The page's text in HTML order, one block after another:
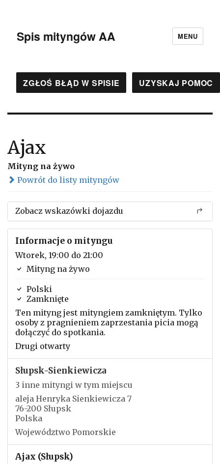
Spis mityngów AA MENU
ZGŁOŚ BŁĄD W SPISIE UZYSKAJ POMOC
Ajax
Mityng na żywo
Powrót do listy mityngów
Zobacz wskazówki dojazdu
Informacje o mityngu
Wtorek, 19:00 do 21:00
Mityng na żywo
Polski
Zamknięte
Ten mityng jest mityngiem zamkniętym. Tylko
osoby z pragnieniem zaprzestania picia mogą
dołączyć do spotkania.
Drugi otwarty
Słupsk-Sienkiewicza
3 inne mityngi w tym miejscu
aleja Henryka Sienkiewicza 7
76-200 Słupsk
Polska
Województwo Pomorskie
Ajax (Słupsk)